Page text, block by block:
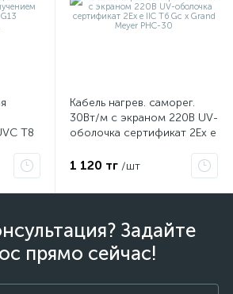
T8
Кабель нагрев. саморег.
30Вт/м с экраном 220В UV-
оболочка сертификат 2Ex e
PHC-30
1 120 тг /шт
Задайте
прямо сейчас!